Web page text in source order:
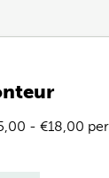
- €18,00